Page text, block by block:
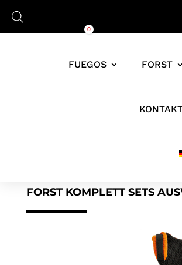
0
FUEGOS FORST
FORST KOMPLETT SETS